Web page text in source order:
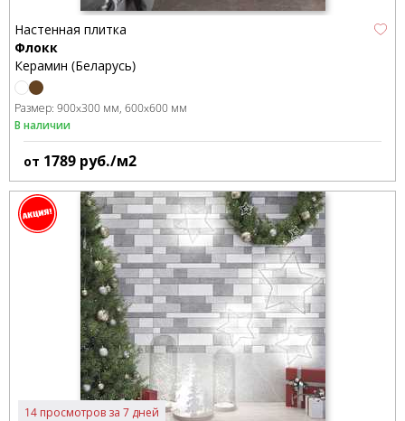
Настенная плитка
Флокк
Керамин (Беларусь)
Размер: 900x300 мм 600x600 мм
В наличии
от 1789 руб./м2
14 просмотров за 7 дней